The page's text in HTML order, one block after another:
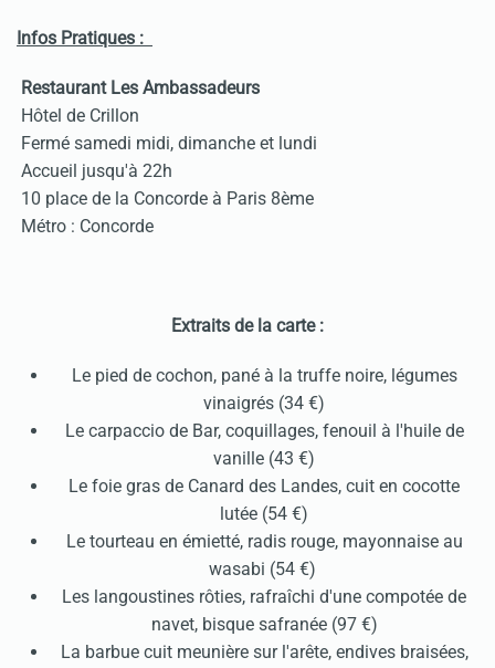
Infos Pratiques :
Restaurant Les Ambassadeurs
Hôtel de Crillon
Fermé samedi midi, dimanche et lundi
Accueil jusqu'à 22h
10 place de la Concorde à Paris 8ème
Métro : Concorde
Extraits de la carte :
Le pied de cochon, pané à la truffe noire, légumes
vinaigrés (34 €)
Le carpaccio de Bar, coquillages, fenouil à l'huile de
vanille (43 €)
Le foie gras de Canard des Landes, cuit en cocotte
lutée (54 €)
Le tourteau en émietté, radis rouge, mayonnaise au
wasabi (54 €)
Les langoustines rôties, rafraîchi d'une compotée de
navet, bisque safranée (97 €)
La barbue cuit meunière sur l'arête, endives braisées,